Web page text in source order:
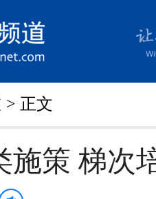
> 正文
施策 梯次